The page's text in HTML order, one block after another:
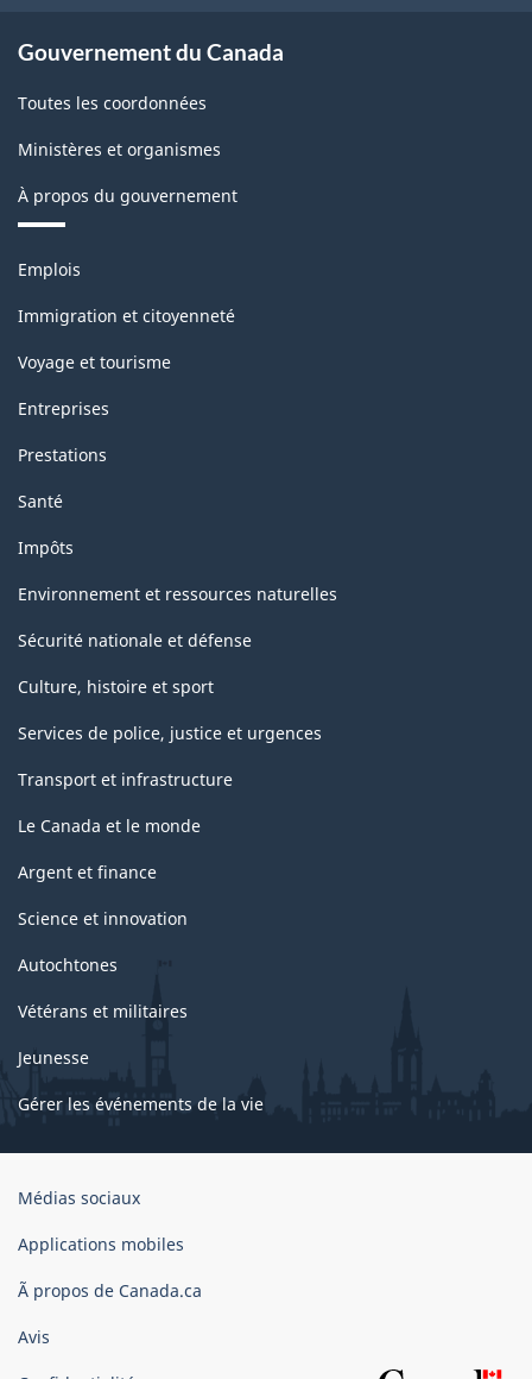
Gouvernement du Canada
Toutes les coordonnées
Ministères et organismes
À propos du gouvernement
Thèmes
sujets
Emplois
Immigration et citoyenneté
Voyage et tourisme
Entreprises
Prestations
Santé
Impôts
Environnement et ressources naturelles
Sécurité nationale et défense
Culture, histoire et sport
Services de police, justice et urgences
Transport et infrastructure
Le Canada et le monde
Argent et finance
Science et innovation
Autochtones
Vétérans et militaires
Jeunesse
Gérer les événements de la vie
Organisation
gouvernement
Canada
Médias sociaux
Applications mobiles
Ã propos de Canada.ca
Avis